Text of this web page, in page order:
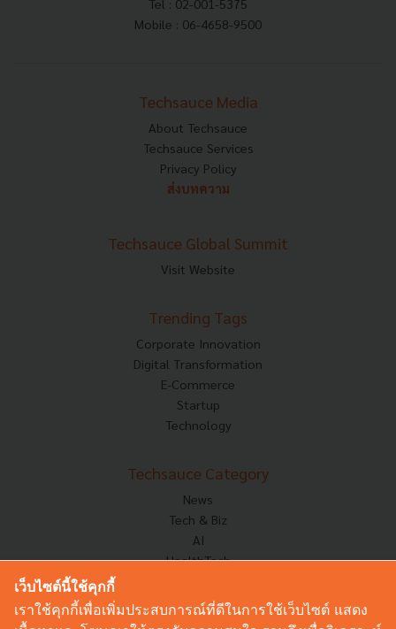
Tel : 02-001-5375
Mobile : 06-4658-9500
Techsauce Media
About Techsauce
Techsauce Services
Privacy Policy
ส่งบทความ
Techsauce Global Summit
Visit Website
Trending Tags
Corporate Innovation
Digital Transformation
E-Commerce
Startup
Technology
Techsauce Category
News
Tech & Biz
AI
HealthTech
Corp Innov
Saucy Thoughts
เว็บไซต์นี้ใช้คุกกี้
เราใช้คุกกี้เพื่อเพิ่มประสบการณ์ที่ดีในการใช้เว็บไซต์ แสดง